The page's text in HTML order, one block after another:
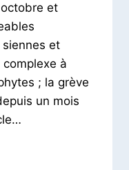
et
et
à
; la grève
un mois